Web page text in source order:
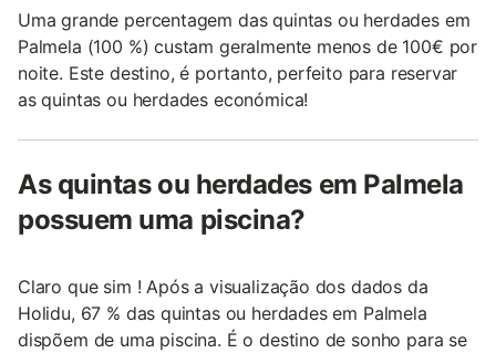
Uma grande percentagem das quintas ou herdades em
Palmela (100 %) custam geralmente menos de 100€ por
noite. Este destino, é portanto, perfeito para reservar
as quintas ou herdades económica!
As quintas ou herdades em Palmela
possuem uma piscina?
Claro que sim ! Após a visualização dos dados da
Holidu, 67 % das quintas ou herdades em Palmela
dispõem de uma piscina. É o destino de sonho para se